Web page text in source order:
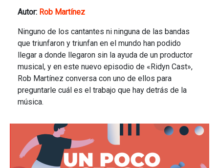
Autor: Rob Martínez
Ninguno de los cantantes ni ninguna de las bandas
que triunfaron y triunfan en el mundo han podido
llegar a donde llegaron sin la ayuda de un productor
musical, y en este nuevo episodio de «Ridyn Cast»,
Rob Martínez conversa con uno de ellos para
preguntarle cuál es el trabajo que hay detrás de la
música.